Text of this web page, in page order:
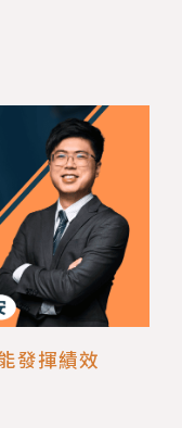
發揮績效